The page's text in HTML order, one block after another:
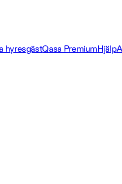
hyresgästQasa PremiumHjälp